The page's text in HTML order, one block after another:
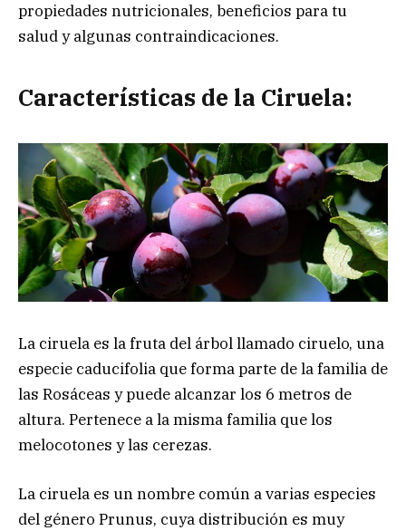
propiedades nutricionales, beneficios para tu
salud y algunas contraindicaciones.
Características de la Ciruela:
La ciruela es la fruta del árbol llamado ciruelo, una
especie caducifolia que forma parte de la familia de
las Rosáceas y puede alcanzar los 6 metros de
altura. Pertenece a la misma familia que los
melocotones y las cerezas.
La ciruela es un nombre común a varias especies
del género Prunus, cuya distribución es muy